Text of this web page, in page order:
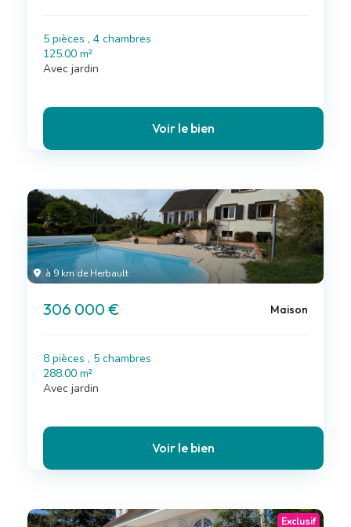
5 pièces , 4 chambres
125.00 m²
Avec jardin
Voir le bien
à 9 km de Herbault
306 000 € Maison
8 pièces , 5 chambres
288.00 m²
Avec jardin
Voir le bien
Exclusif